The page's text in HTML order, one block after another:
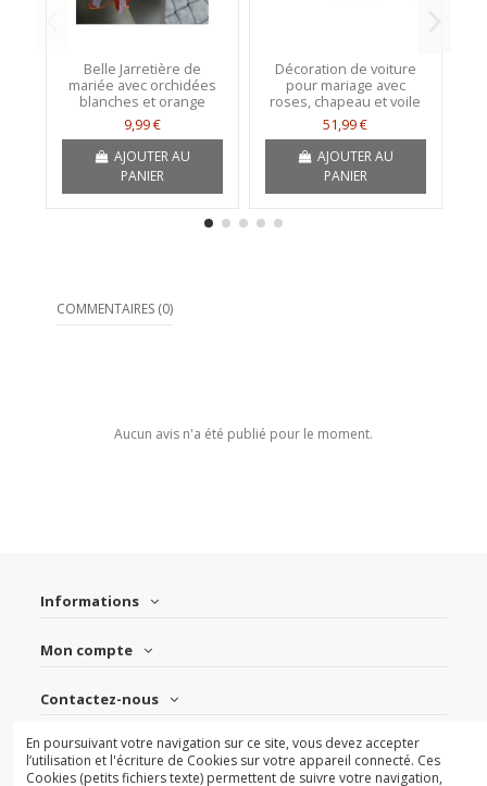
Belle Jarretière de
mariée avec orchidées
blanches et orange
9,99 €
AJOUTER AU
PANIER
Décoration de voiture
pour mariage avec
roses, chapeau et voile
51,99 €
AJOUTER AU
PANIER
COMMENTAIRES (0)
Aucun avis n'a été publié pour le moment.
Informations
Mon compte
Contactez-nous
Suivez-nous
En poursuivant votre navigation sur ce site, vous devez accepter
l’utilisation et l'écriture de Cookies sur votre appareil connecté. Ces
Cookies (petits fichiers texte) permettent de suivre votre navigation,